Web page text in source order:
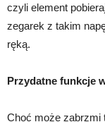
czyli element
zegarek z takim
ręką.
Przydatne funkcje
Choć może zabrzmi